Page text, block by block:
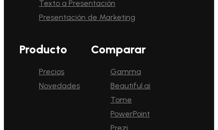
Texto a Presentación
Presentación de Marketing
Producto
Precios
Novedades
Comparar
Gamma
Beautiful.ai
Tome
PowerPoint
Prezi